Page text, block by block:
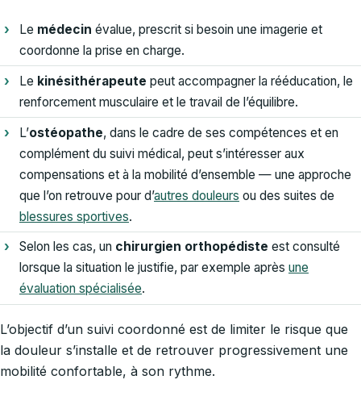
Le médecin évalue, prescrit si besoin une imagerie et
coordonne la prise en charge.
Le kinésithérapeute peut accompagner la rééducation, le
renforcement musculaire et le travail de l’équilibre.
L’ostéopathe, dans le cadre de ses compétences et en
complément du suivi médical, peut s’intéresser aux
compensations et à la mobilité d’ensemble — une approche
que l’on retrouve pour d’autres douleurs ou des suites de
blessures sportives.
Selon les cas, un chirurgien orthopédiste est consulté
lorsque la situation le justifie, par exemple après une
évaluation spécialisée.
L’objectif d’un suivi coordonné est de limiter le risque que
la douleur s’installe et de retrouver progressivement une
mobilité confortable, à son rythme.